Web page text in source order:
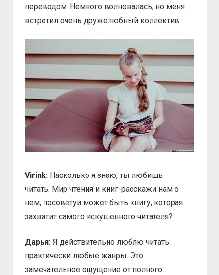
переводом. Немного волновалась, но меня
встретил очень дружелюбный коллектив.
Virink: Насколько я знаю, ты любишь
читать. Мир чтения и книг-расскажи нам о
нем, посоветуй может быть книгу, которая
захватит самого искушенного читателя?
Дарья: Я действительно люблю читать:
практически любые жанры. Это
замечательное ощущение от полного